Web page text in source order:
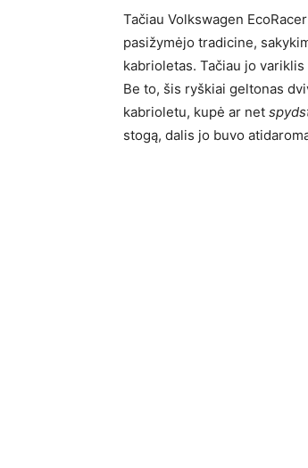
Tačiau Volkswagen
pasižymėjo tradicine,
kabrioletas. Tačiau jo
Be to, šis ryškiai geltonas
kabrioletu, kupė ar net
stogą, dalis jo buvo